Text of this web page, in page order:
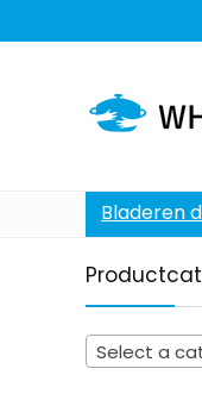
Bladeren
Select a